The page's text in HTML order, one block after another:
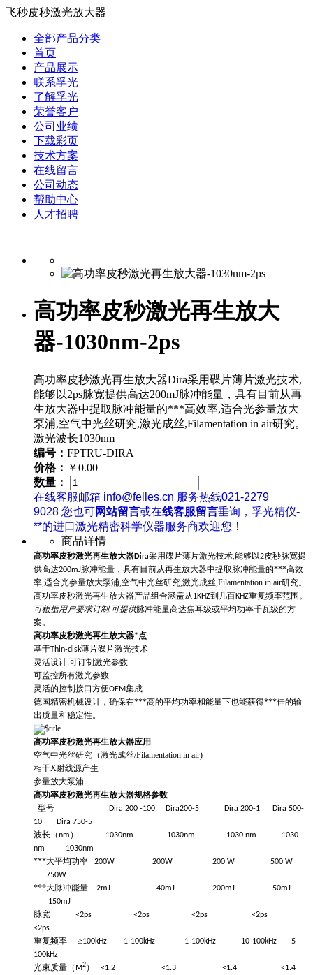
飞秒皮秒激光放大器
全部产品分类
首页
产品展示
联系孚光
了解孚光
荣誉客户
公司业绩
下载彩页
技术方案
在线留言
公司动态
帮助中心
人才招聘
高功率皮秒激光再生放大
器-1030nm-2ps
高功率皮秒激光再生放大器Dira采用碟片薄片激光技术,
能够以2ps脉宽提供高达200mJ脉冲能量，具有目前从再
生放大器中提取脉冲能量的***高效率,适合光参量放大
泵浦,空气中光丝研究,激光成丝,Filamentation in air研究。
激光波长1030nm
编号： FPTRU-DIRA
价格： ￥0.00
数量：
在线客服邮箱 info@felles.cn 服务热线021-2279
9028 您也可网站留言或在线客服留言垂询，孚光精仪-
**的进口激光精密科学仪器服务商欢迎您！
商品详情
高功率皮秒激光再生放大器Dira采用碟片薄片激光技术,能够以2皮秒脉宽提
供高达200mJ脉冲能量 ，具有目前从再生放大器中提取脉冲能量的***高效
率,适合光参量放大泵浦,空气中光丝研究,激光成丝,Filamentation in air研究。
高功率皮秒激光再生放大器产品组合涵盖从1KHZ到几百KHZ重复频率范围。
可根据用户要求订制,可提供脉冲能量高达焦耳级或平均功率千瓦级的方
案。
高功率皮秒激光再生放大器*点
基于Thin-disk薄片碟片激光技术
灵活设计,可订制激光参数
可监控所有激光参数
灵活的控制接口方便OEM集成
德国精密机械设计，确保在***高的平均功率和能量下也能获得***佳的输
出质量和稳定性。
高功率皮秒激光再生放大器应用
空气中光丝研究（激光成丝/Filamentation in air)
相干X射线源产生
参量放大泵浦
高功率皮秒激光再生放大器规格参数
型号 Dira 200 -100 Dira200-5 Dira 200-1 Dira 500-
10 Dira 750-5
波长（nm ）
1030nm 1030nm 1030 nm 1030
nm 1030nm
***大平均功率 200W 200W 200 W 500 W
750W
***大脉冲能量
2mJ 40mJ 200mJ 50mJ
150mJ
脉宽
<2ps <2ps <2ps <2ps
<2ps
重复频率 ≥100kHz 1-100kHz 1-100kHz 10-100kHz 5-
100kHz
光束质量（ M2）
<1.2 <1.3 <1.4 <1.4